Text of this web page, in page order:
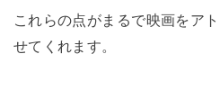
これらの点がまるで映画をア
せてくれます。